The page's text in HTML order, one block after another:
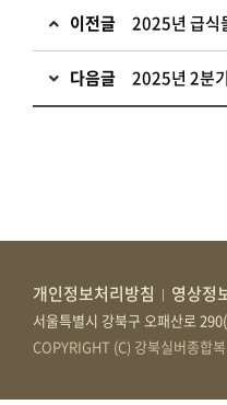
이전글 2025년 급식
다음글 2025년 2분
개인정보처리방침 영상정
서울특별시 강북구 오패산로
COPYRIGHT (C) 강북실버종합